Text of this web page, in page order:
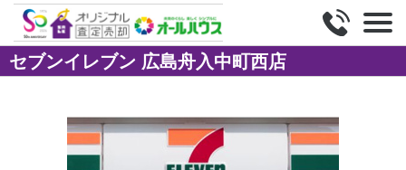
セブンイレブン 広島舟入中町西店